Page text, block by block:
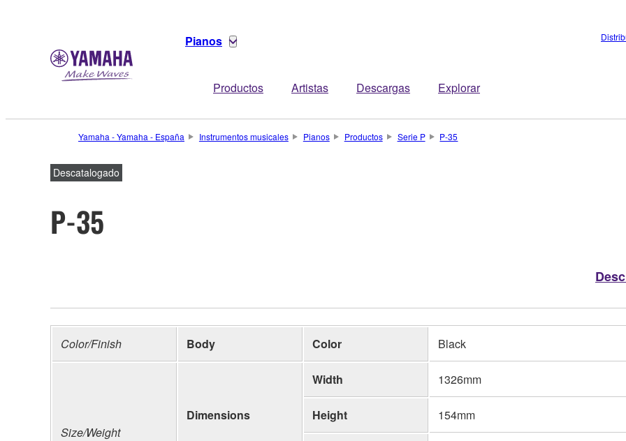
Pianos
Productos Artistas Descargas Explorar
Yamaha - Yamaha - España Instrumentos musicales Pianos Productos Serie P P-35
Descatalogado
P-35
Color/Finish Body Color Black
Size/Weight
Dimensions
Width 1326mm
Height 154mm